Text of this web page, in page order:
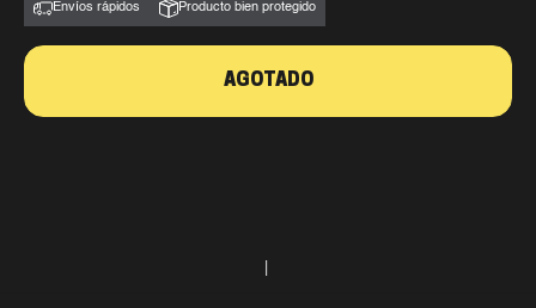
Envíos rápidos Producto bien protegido
AGOTADO